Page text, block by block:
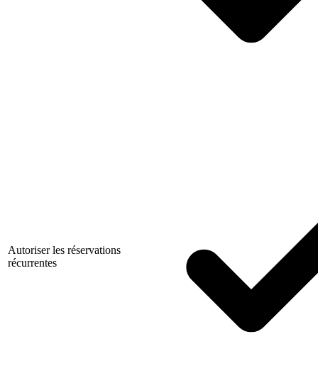
Autoriser les réservations
récurrentes